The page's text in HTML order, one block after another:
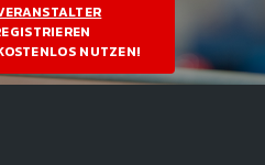
NUTZEN!